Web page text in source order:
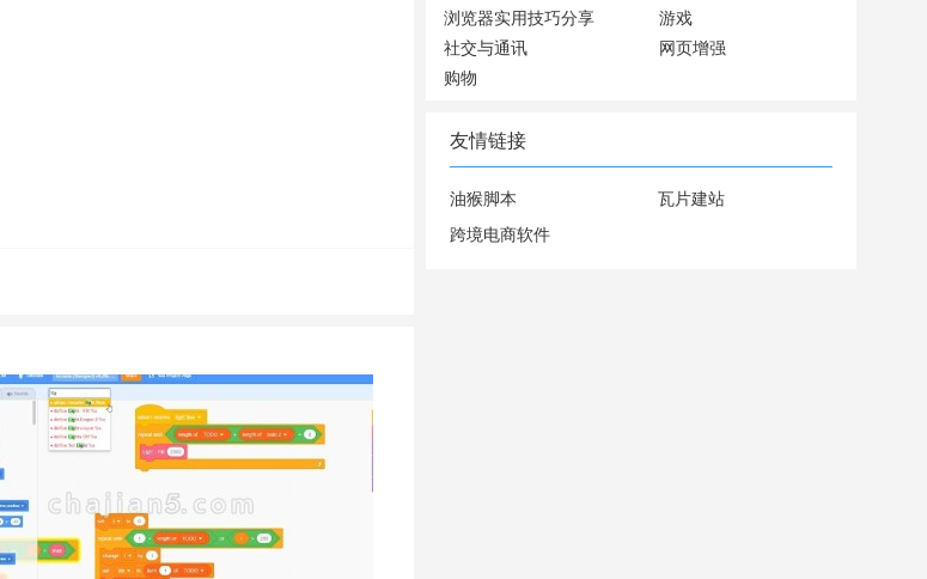
浏览器实用技巧分享
游戏
社交与通讯
网页增强
购物
友情链接
油猴脚本
瓦片建站
跨境电商软件